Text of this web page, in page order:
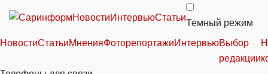
НовостиИнтервьюСтатьи
Темный режим
НовостиСтатьиМненияФоторепортажиИнтервьюВыбор
редакции